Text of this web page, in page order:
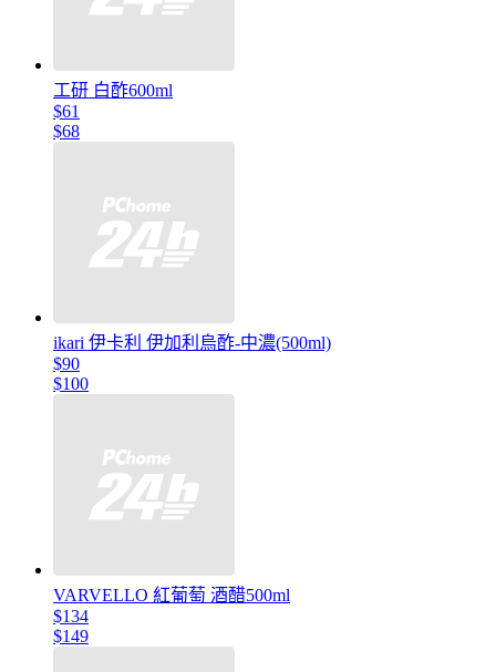
工研 白酢600ml
$61
$68
ikari 伊卡利 伊加利烏酢-中濃(500ml)
$90
$100
VARVELLO 紅葡萄 酒醋500ml
$134
$149